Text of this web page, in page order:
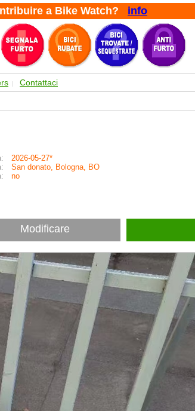
a Bike Watch? info
| Contattaci
2026-05-27*
San donato, Bologna, BO
no
Modificare